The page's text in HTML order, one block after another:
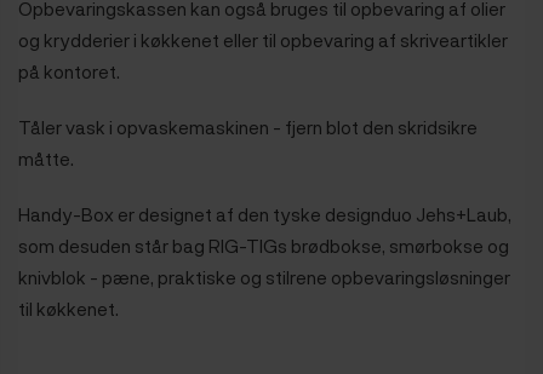
Opbevaringskassen kan også bruges til opbevaring af olier
og krydderier i køkkenet eller til opbevaring af skriveartikler
på kontoret.
Tåler vask i opvaskemaskinen - fjern blot den skridsikre
måtte.
Handy-Box er designet af den tyske designduo Jehs+Laub,
som desuden står bag RIG-TIGs brødbokse, smørbokse og
knivblok - pæne, praktiske og stilrene opbevaringsløsninger
til køkkenet.